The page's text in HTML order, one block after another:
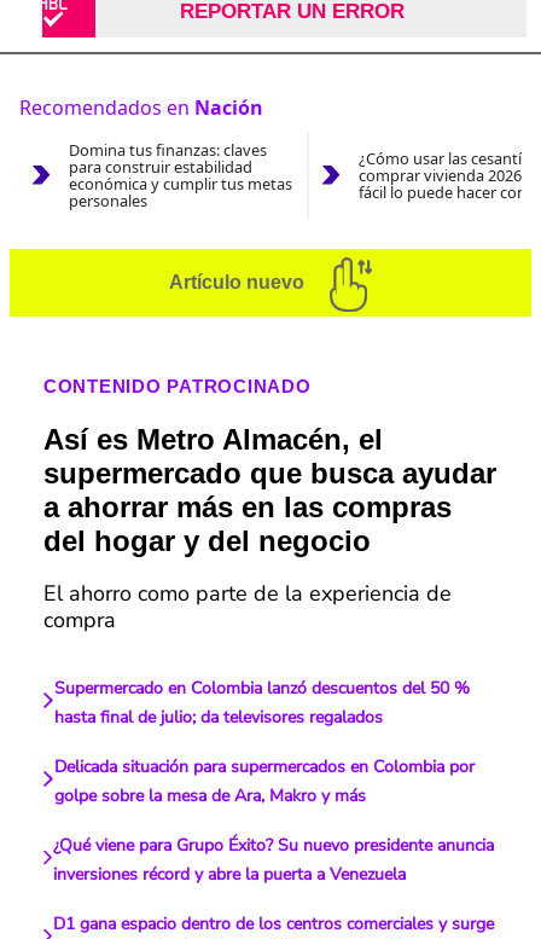
REPORTAR UN ERROR
Recomendados en Nación
Domina tus finanzas: claves
para construir estabilidad
económica y cumplir tus metas
personales
¿Cómo usar las
comprar vivienda 2026?
fácil lo puede hacer con
Artículo nuevo
CONTENIDO PATROCINADO
Así es Metro Almacén, el
supermercado que busca ayudar
a ahorrar más en las compras
del hogar y del negocio
El ahorro como parte de la experiencia de
compra
Supermercado en Colombia lanzó descuentos del 50 %
hasta final de julio; da televisores regalados
Delicada situación para supermercados en Colombia por
golpe sobre la mesa de Ara, Makro y más
¿Qué viene para Grupo Éxito? Su nuevo presidente anuncia
inversiones récord y abre la puerta a Venezuela
D1 gana espacio dentro de los centros comerciales y surge